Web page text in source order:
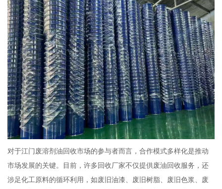
对于江门废溶剂油回收市场的参与者而言，合作模式多样化是推动
市场发展的关键。目前，许多回收厂家不仅提供废油回收服务，还
涉足化工原料的循环利用，如废旧油漆、废旧树脂、废旧色浆、废